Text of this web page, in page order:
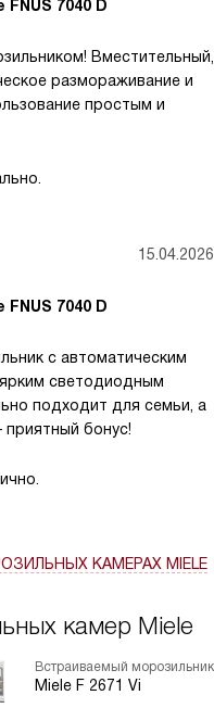
7040 D
Вместительный,
размораживание и
простым и
15.04.2026
7040 D
с автоматическим
светодиодным
подходит для семьи, а
бонус!
КАМЕРАХ MIELE
камер Miele
Встраиваемый морозильник
Miele F 2671 Vi